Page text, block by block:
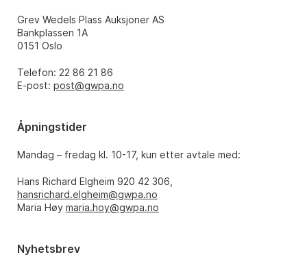
Grev Wedels Plass Auksjoner AS
Bankplassen 1A
0151 Oslo
Telefon: 22 86 21 86
E-post: post@gwpa.no
Åpningstider
Mandag – fredag kl. 10-17, kun etter avtale med:
Hans Richard Elgheim 920 42 306,
hansrichard.elgheim@gwpa.no
Maria Høy maria.hoy@gwpa.no
Nyhetsbrev